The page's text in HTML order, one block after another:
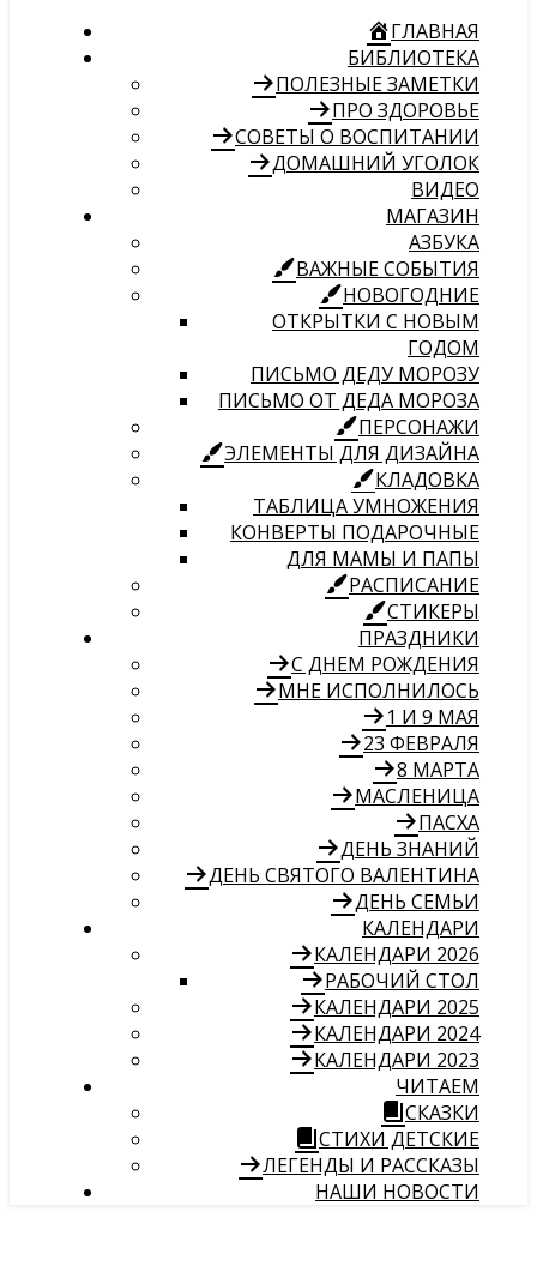
ГЛАВНАЯ
БИБЛИОТЕКА
ПОЛЕЗНЫЕ ЗАМЕТКИ
ПРО ЗДОРОВЬЕ
СОВЕТЫ О ВОСПИТАНИИ
ДОМАШНИЙ УГОЛОК
ВИДЕО
МАГАЗИН
АЗБУКА
ВАЖНЫЕ СОБЫТИЯ
НОВОГОДНИЕ
ОТКРЫТКИ С НОВЫМ
ГОДОМ
ПИСЬМО ДЕДУ МОРОЗУ
ПИСЬМО ОТ ДЕДА МОРОЗА
ПЕРСОНАЖИ
ЭЛЕМЕНТЫ ДЛЯ ДИЗАЙНА
КЛАДОВКА
ТАБЛИЦА УМНОЖЕНИЯ
КОНВЕРТЫ ПОДАРОЧНЫЕ
ДЛЯ МАМЫ И ПАПЫ
РАСПИСАНИЕ
СТИКЕРЫ
ПРАЗДНИКИ
С ДНЕМ РОЖДЕНИЯ
МНЕ ИСПОЛНИЛОСЬ
1 И 9 МАЯ
23 ФЕВРАЛЯ
8 МАРТА
МАСЛЕНИЦА
ПАСХА
ДЕНЬ ЗНАНИЙ
ДЕНЬ СВЯТОГО ВАЛЕНТИНА
ДЕНЬ СЕМЬИ
КАЛЕНДАРИ
КАЛЕНДАРИ 2026
РАБОЧИЙ СТОЛ
КАЛЕНДАРИ 2025
КАЛЕНДАРИ 2024
КАЛЕНДАРИ 2023
ЧИТАЕМ
СКАЗКИ
СТИХИ ДЕТСКИЕ
ЛЕГЕНДЫ И РАССКАЗЫ
НАШИ НОВОСТИ